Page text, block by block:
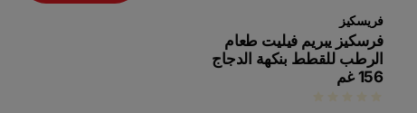
فريسكيز
فرسكيز يبريم فيليت طعام
الرطب للقطط بنكهة الدجاج
156 غم